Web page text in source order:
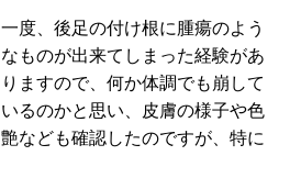
一度、後足の付け根に腫瘍のよう
なものが出来てしまった経験があ
りますので、何か体調でも崩して
いるのかと思い、皮膚の様子や色
艶なども確認したのですが、特に